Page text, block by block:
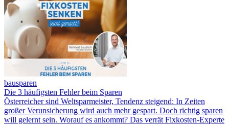
bausparen
Die 3 häufigsten Fehler beim Sparen
Österreicher sind Weltsparmeister, Tendenz steigend: In Zeiten
großer Verunsicherung wird auch mehr gespart. Doch richtig sparen
will gelernt sein. Worauf es ankommt? Das verrät Fixkosten-Experte